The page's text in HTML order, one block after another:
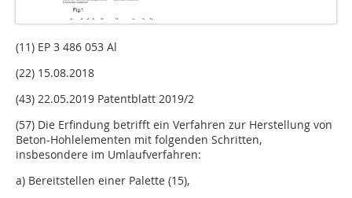
(11) EP 3 486 053 Al
(22) 15.08.2018
(43) 22.05.2019 Patentblatt 2019/2
(57) Die Erfindung betrifft ein Verfahren zur Herstellung von
Beton-Hohlelementen mit folgenden Schritten,
insbesondere im Umlaufverfahren:
a) Bereitstellen einer Palette (15),